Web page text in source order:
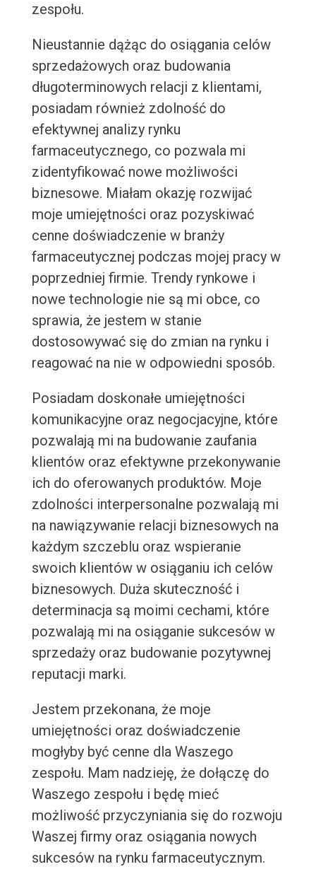
zespołu.
Nieustannie dążąc do osiągania celów
sprzedażowych oraz budowania
długoterminowych relacji z klientami,
posiadam również zdolność do
efektywnej analizy rynku
farmaceutycznego, co pozwala mi
zidentyfikować nowe możliwości
biznesowe. Miałam okazję rozwijać
moje umiejętności oraz pozyskiwać
cenne doświadczenie w branży
farmaceutycznej podczas mojej pracy w
poprzedniej firmie. Trendy rynkowe i
nowe technologie nie są mi obce, co
sprawia, że jestem w stanie
dostosowywać się do zmian na rynku i
reagować na nie w odpowiedni sposób.
Posiadam doskonałe umiejętności
komunikacyjne oraz negocjacyjne, które
pozwalają mi na budowanie zaufania
klientów oraz efektywne przekonywanie
ich do oferowanych produktów. Moje
zdolności interpersonalne pozwalają mi
na nawiązywanie relacji biznesowych na
każdym szczeblu oraz wspieranie
swoich klientów w osiąganiu ich celów
biznesowych. Duża skuteczność i
determinacja są moimi cechami, które
pozwalają mi na osiąganie sukcesów w
sprzedaży oraz budowanie pozytywnej
reputacji marki.
Jestem przekonana, że moje
umiejętności oraz doświadczenie
mogłyby być cenne dla Waszego
zespołu. Mam nadzieję, że dołączę do
Waszego zespołu i będę mieć
możliwość przyczyniania się do rozwoju
Waszej firmy oraz osiągania nowych
sukcesów na rynku farmaceutycznym.